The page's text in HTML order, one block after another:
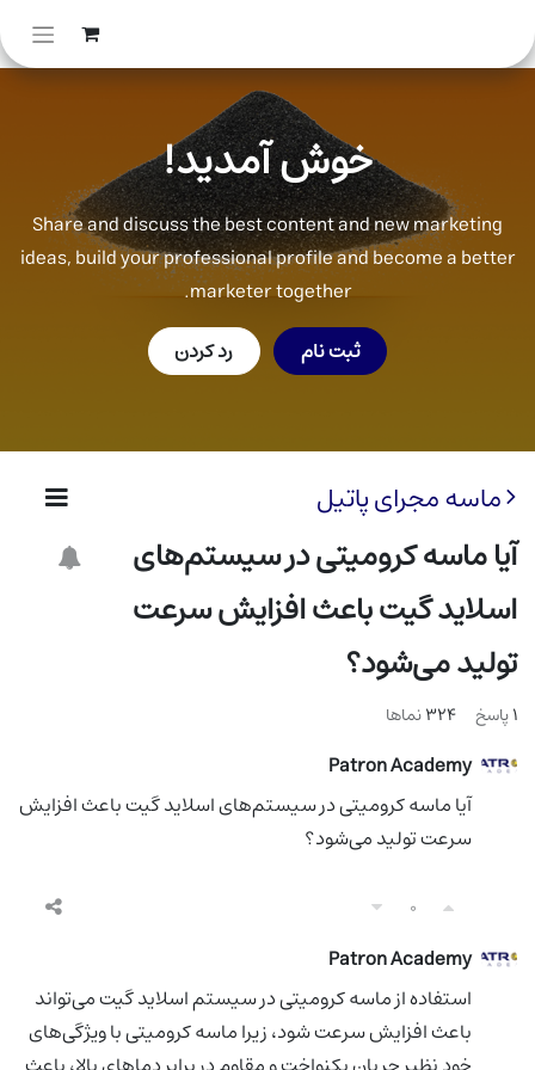
خوش آمدید!
Share and discuss the best content and new marketing
ideas, build your professional profile and become a better
marketer together.
ثبت نام
رد کردن
ماسه مجرای پاتیل
آیا ماسه کرومیتی در سیستم‌های
اسلاید گیت باعث افزایش سرعت
تولید می‌شود؟
1پاسخ 324نماها
Patron Academy
آیا ماسه کرومیتی در سیستم‌های اسلاید گیت باعث افزایش
سرعت تولید می‌شود؟
0
Patron Academy
استفاده از ماسه کرومیتی در سیستم اسلاید گیت می‌تواند
باعث افزایش سرعت شود، زیرا ماسه کرومیتی با ویژگی‌های